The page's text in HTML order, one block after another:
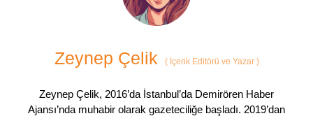
Zeynep Çelik (İçerik Editörü ve Yazar )
Zeynep Çelik, 2016’da İstanbul’da Demirören Haber
Ajansı’nda muhabir olarak gazeteciliğe başladı. 2019’dan